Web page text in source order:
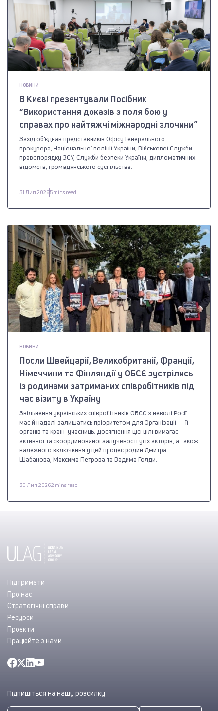
НОВИНИ
В Києві презентували Посібник
“Використання доказів з поля бою у
справах про найтяжчі міжнародні злочини”
Захід об’єднав представників Офісу Генерального
прокурора, Національної поліції України, Військової Служби
правопорядку ЗСУ, Служби безпеки України, дипломатичних
відомств, громадянського суспільства.
31 Лип 20265 mins read
НОВИНИ
Посли Швейцарії, Великобританії, Франції,
Німеччини та Фінляндії у ОБСЄ зустрілись
із родинами затриманих співробітників під
час візиту в Україну
Звільнення українських співробітників ОБСЄ з неволі Росії
має й надалі залишатись пріоритетом для Організації — її
органів та країн-учасниць. Досягнення цієї цілі вимагає
активної та скоординованої залученості усіх акторів, а також
належного включення у цей процес родин Дмитра
Шабанова, Максима Петрова та Вадима Голди.
30 Лип 20262 mins read
Підтримати
Про нас
Стратегічні справи
Ресурси
Проєкти
Працюйте з нами
Підпишіться на нашу розсилку